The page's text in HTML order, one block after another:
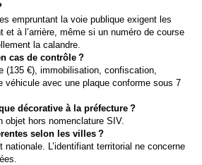
empruntant la voie publique exigent les
et à l’arrière, même si un numéro de course
la calandre.
cas de contrôle ?
(135 €), immobilisation, confiscation,
véhicule avec une plaque conforme sous 7
décorative à la préfecture ?
objet hors nomenclature SIV.
selon les villes ?
nationale. L’identifiant territorial ne concerne